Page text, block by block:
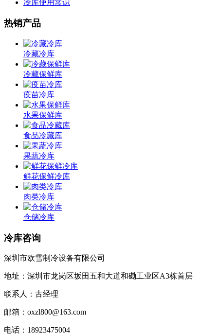
冷库使用常识
热销产品
冷藏冷库
冷藏保鲜库
疫苗冷库
水果保鲜库
食品冷藏库
果蔬冷库
鲜花保鲜冷库
肉类冷库
仓储冷库
冷库咨询
深圳市欧雪制冷设备有限公司
地址：深圳市龙岗区坂田五和大道和磡工业区A3栋首层
联系人：古经理
邮箱：oxzl800@163.com
电话：18923475004